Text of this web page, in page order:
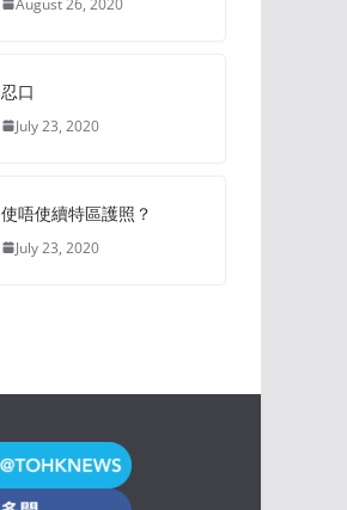
August 26, 2020
忍口
July 23, 2020
使唔使續特區護照？
July 23, 2020